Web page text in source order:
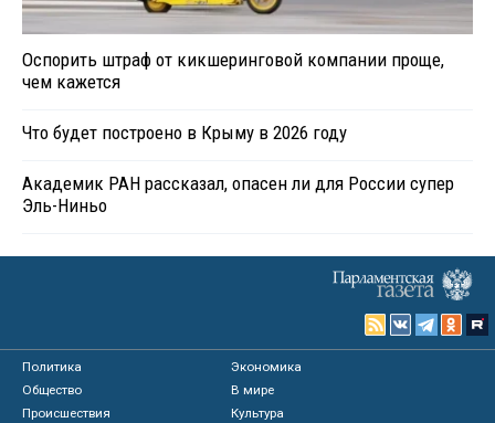
Оспорить штраф от кикшеринговой компании проще,
чем кажется
Что будет построено в Крыму в 2026 году
Академик РАН рассказал, опасен ли для России супер
Эль-Ниньо
Политика
Экономика
Общество
В мире
Происшествия
Культура